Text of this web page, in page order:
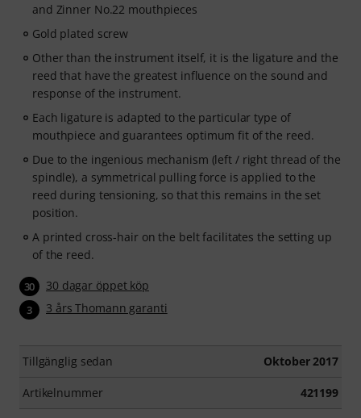
and Zinner No.22 mouthpieces
Gold plated screw
Other than the instrument itself, it is the ligature and the
reed that have the greatest influence on the sound and
response of the instrument.
Each ligature is adapted to the particular type of
mouthpiece and guarantees optimum fit of the reed.
Due to the ingenious mechanism (left / right thread of the
spindle), a symmetrical pulling force is applied to the
reed during tensioning, so that this remains in the set
position.
A printed cross-hair on the belt facilitates the setting up
of the reed.
30 30 dagar öppet köp
3 3 års Thomann garanti
Tillgänglig sedan Oktober 2017
Artikelnummer 421199